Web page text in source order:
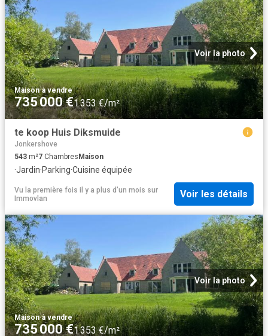
Voir la photo
Maison·à vendre
735 000 €1 353 €/m²
te koop Huis Diksmuide
Jonkershove
543 m²7 Chambres Maison
·Jardin·Parking·Cuisine équipée
Vu la première fois il y a plus d'un mois sur
Immovlan
Voir les détails
Voir la photo
Maison·à vendre
735 000 €1 353 €/m²